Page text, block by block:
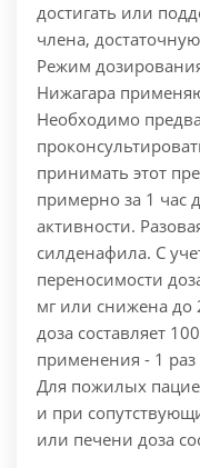
достигать или
члена,
Режим
Нижагара
Необходимо
принимать этот
примерно за 1 час
активности.
силденафила. С
переносимости
мг или снижена до
доза составляет
применения - 1 раз
Для пожилых
и при
или печени доза